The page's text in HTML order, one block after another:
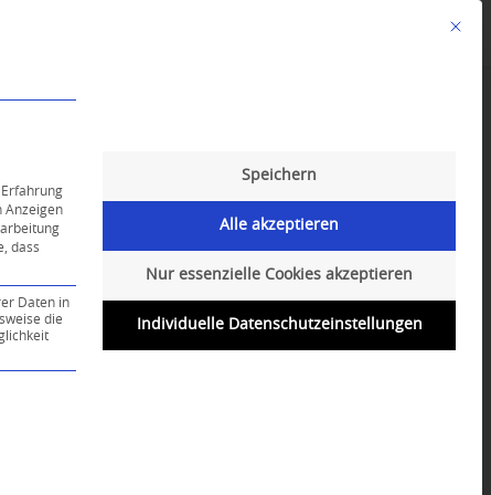
Mit
Anzeigen
dass
Daten in
die
ist essenziell und kann nicht abgewählt
Speichern
Alle akzeptieren
Nur essenzielle Cookies akzeptieren
Individuelle Datenschutzeinstellungen